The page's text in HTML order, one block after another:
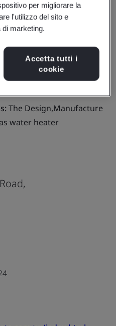
CO., LTD.
and Sell of
The Design,Manufacture
water heater
per migliorare la
l'utilizzo del sito e
marketing.
Accetta tutti i
cookie